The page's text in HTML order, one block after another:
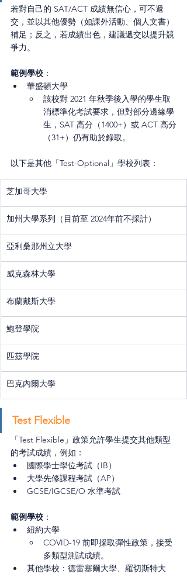
若對自己的 SAT/ACT 成績無信心，可不遞
交，並以其他優勢（如課外活動、個人文書）
補足；反之，若成績出色，建議遞交以提升競
爭力。
範例學校 ：
華盛頓大學
該校對 2021 年秋季後入學的學生取
消標準化考試要求，但對部分邊緣學
生，SAT 高分（1400+）或 ACT 高分
（31+）仍有助於錄取。
以下是其他「Test-Optional」學校列表：
​芝加哥大學
加州大學系列（目前至 2024年前不採計）
亞利桑那州立大學
威克森林大學
布蘭戴斯大學
鮑登學院
匹茲學院
巴克內爾大學
Test Flexible
「Test Flexible」政策允許學生提交其他類型
的考試成績，例如：
國際學士學位考試（IB）
大學先修課程考試（AP）
GCSE/IGCSE/O 水準考試
範例學校 ：
紐約大學
COVID-19 前即採取彈性政策，接受
多類型測試成績。
其他學校：德雷塞爾大學、羅切斯特大